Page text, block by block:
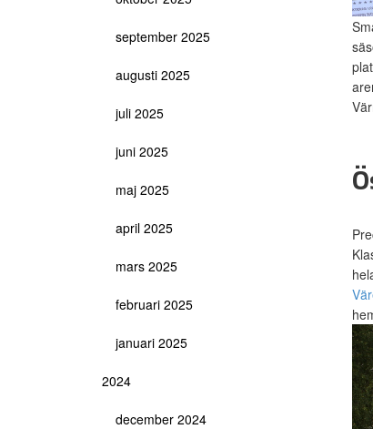
september 2025
augusti 2025
juli 2025
juni 2025
maj 2025
april 2025
mars 2025
februari 2025
januari 2025
2024
december 2024